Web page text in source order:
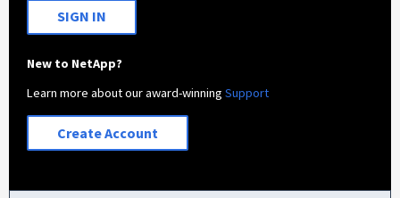
SIGN IN
New to NetApp?
Learn more about our award-winningSupport
Create Account